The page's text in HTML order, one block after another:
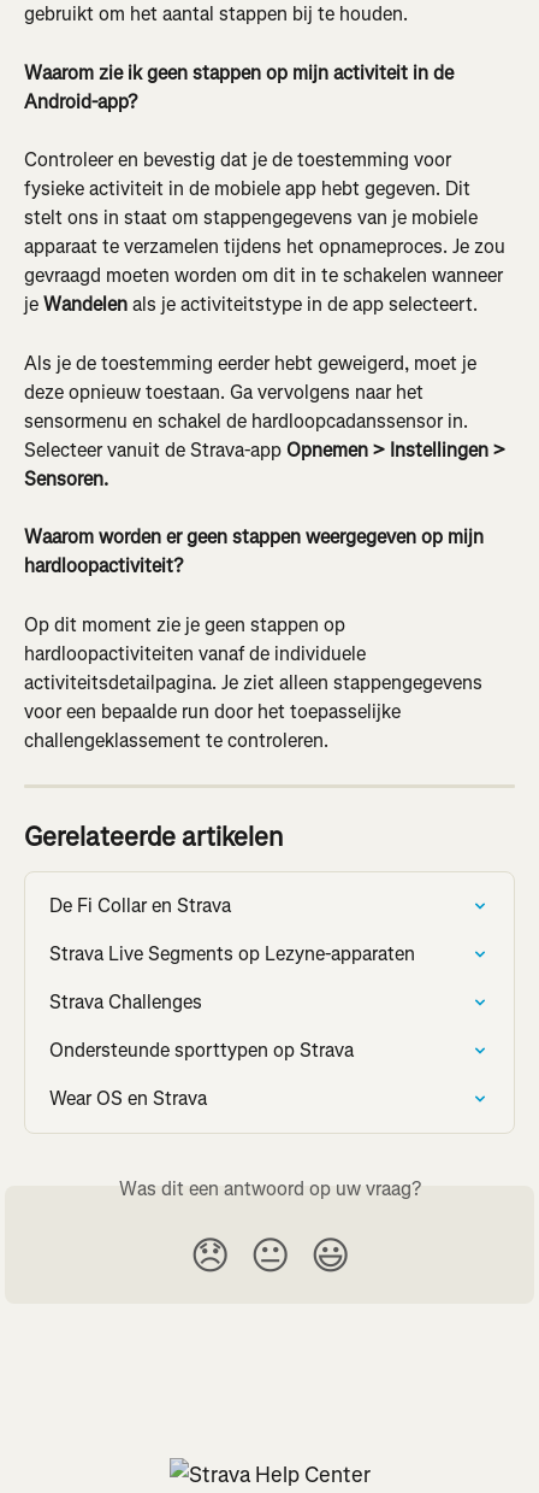
gebruikt om het aantal stappen bij te houden.
Waarom zie ik geen stappen op mijn activiteit in de
Android-app?
Controleer en bevestig dat je de toestemming voor
fysieke activiteit in de mobiele app hebt gegeven. Dit
stelt ons in staat om stappengegevens van je mobiele
apparaat te verzamelen tijdens het opnameproces. Je zou
gevraagd moeten worden om dit in te schakelen wanneer
je Wandelen als je activiteitstype in de app selecteert.
Als je de toestemming eerder hebt geweigerd, moet je
deze opnieuw toestaan. Ga vervolgens naar het
sensormenu en schakel de hardloopcadanssensor in.
Selecteer vanuit de Strava-app Opnemen > Instellingen >
Sensoren.
Waarom worden er geen stappen weergegeven op mijn
hardloopactiviteit?
Op dit moment zie je geen stappen op
hardloopactiviteiten vanaf de individuele
activiteitsdetailpagina. Je ziet alleen stappengegevens
voor een bepaalde run door het toepasselijke
challengeklassement te controleren.
Gerelateerde artikelen
De Fi Collar en Strava
Strava Live Segments op Lezyne-apparaten
Strava Challenges
Ondersteunde sporttypen op Strava
Wear OS en Strava
Was dit een antwoord op uw vraag?
😞 😐 😃